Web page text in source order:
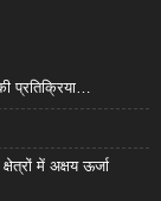
प्रतिक्रिया…
में अक्षय ऊर्जा